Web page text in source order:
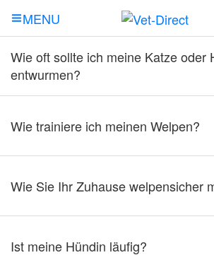
MENU
Wie oft sollte ich meine Katze oder
entwurmen?
Wie trainiere ich meinen Welpen?
Wie Sie Ihr Zuhause welpensicher
Ist meine Hündin läufig?